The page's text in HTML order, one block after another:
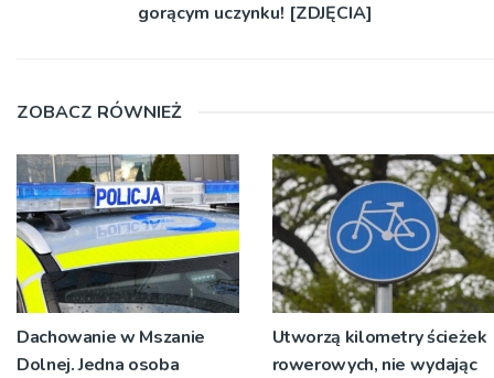
gorącym uczynku! [ZDJĘCIA]
ZOBACZ RÓWNIEŻ
Dachowanie w Mszanie
Dolnej. Jedna osoba
Utworzą kilometry ścieżek
rowerowych, nie wydając